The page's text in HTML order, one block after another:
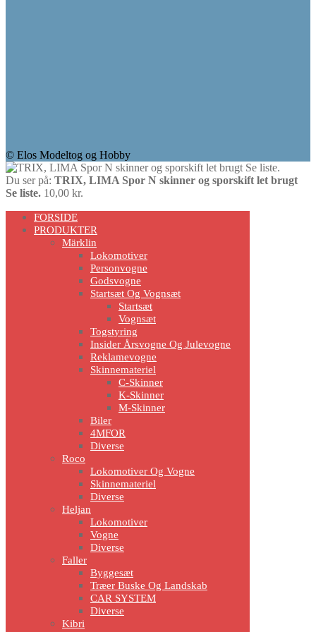
© Elos Modeltog og Hobby
Du ser på: TRIX, LIMA Spor N skinner og sporskift let brugt
Se liste. 10,00 kr.
Scroll
Up
FORSIDE
PRODUKTER
Märklin
Lokomotiver
Personvogne
Godsvogne
Startsæt Og Vognsæt
Startsæt
Vognsæt
Togstyring
Insider Årsvogne Og Julevogne
Reklamevogne
Skinnemateriel
C-Skinner
K-Skinner
M-Skinner
Biler
4MFOR
Diverse
Roco
Lokomotiver Og Vogne
Skinnemateriel
Diverse
Heljan
Lokomotiver
Vogne
Diverse
Faller
Byggesæt
Træer Buske Og Landskab
CAR SYSTEM
Diverse
Kibri